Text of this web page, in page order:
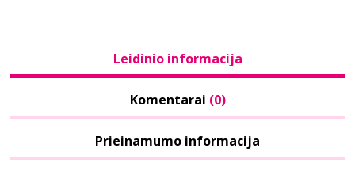
Leidinio informacija
Komentarai (0)
Prieinamumo informacija